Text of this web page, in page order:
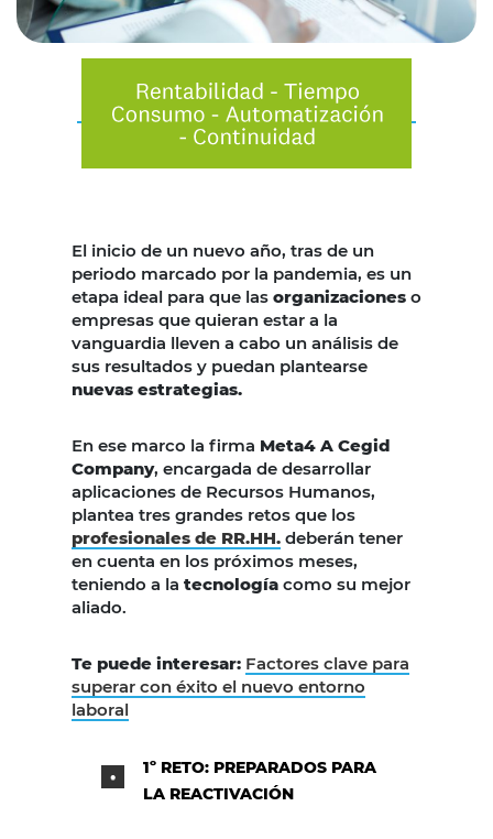
El inicio de un nuevo año, tras de un
periodo marcado por la pandemia, es un
etapa ideal para que las organizaciones o
empresas que quieran estar a la
vanguardia lleven a cabo un análisis de
sus resultados y puedan plantearse
nuevas estrategias.
En ese marco la firma Meta4 A Cegid
Company, encargada de desarrollar
aplicaciones de Recursos Humanos,
plantea tres grandes retos que los
profesionales de RR.HH. deberán tener
en cuenta en los próximos meses,
teniendo a la tecnología como su mejor
aliado.
Te puede interesar: Factores clave para
superar con éxito el nuevo entorno
laboral
1º RETO: PREPARADOS PARA
LA REACTIVACIÓN